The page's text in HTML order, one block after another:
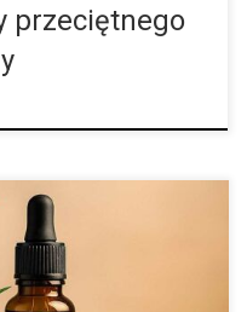
przeciętnego
mózgu – kannabinoidy w